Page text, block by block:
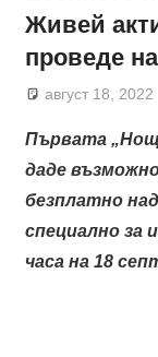
Живей
проведе
август 18, 2022
Първата
даде
безплатно
специално за
часа на 18